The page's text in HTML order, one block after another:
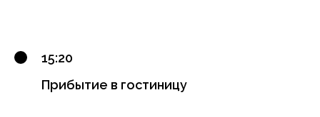
15:20
Прибытие в гостиницу